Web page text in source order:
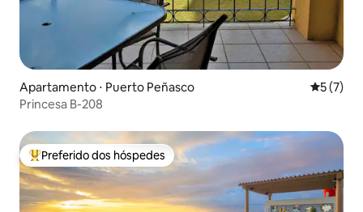
Apartamento ⋅ Puerto Peñasco 5 de
5 (7)
Princesa B-208
Entre os melhores preferidos dos hóspedes
Preferido dos hóspedes